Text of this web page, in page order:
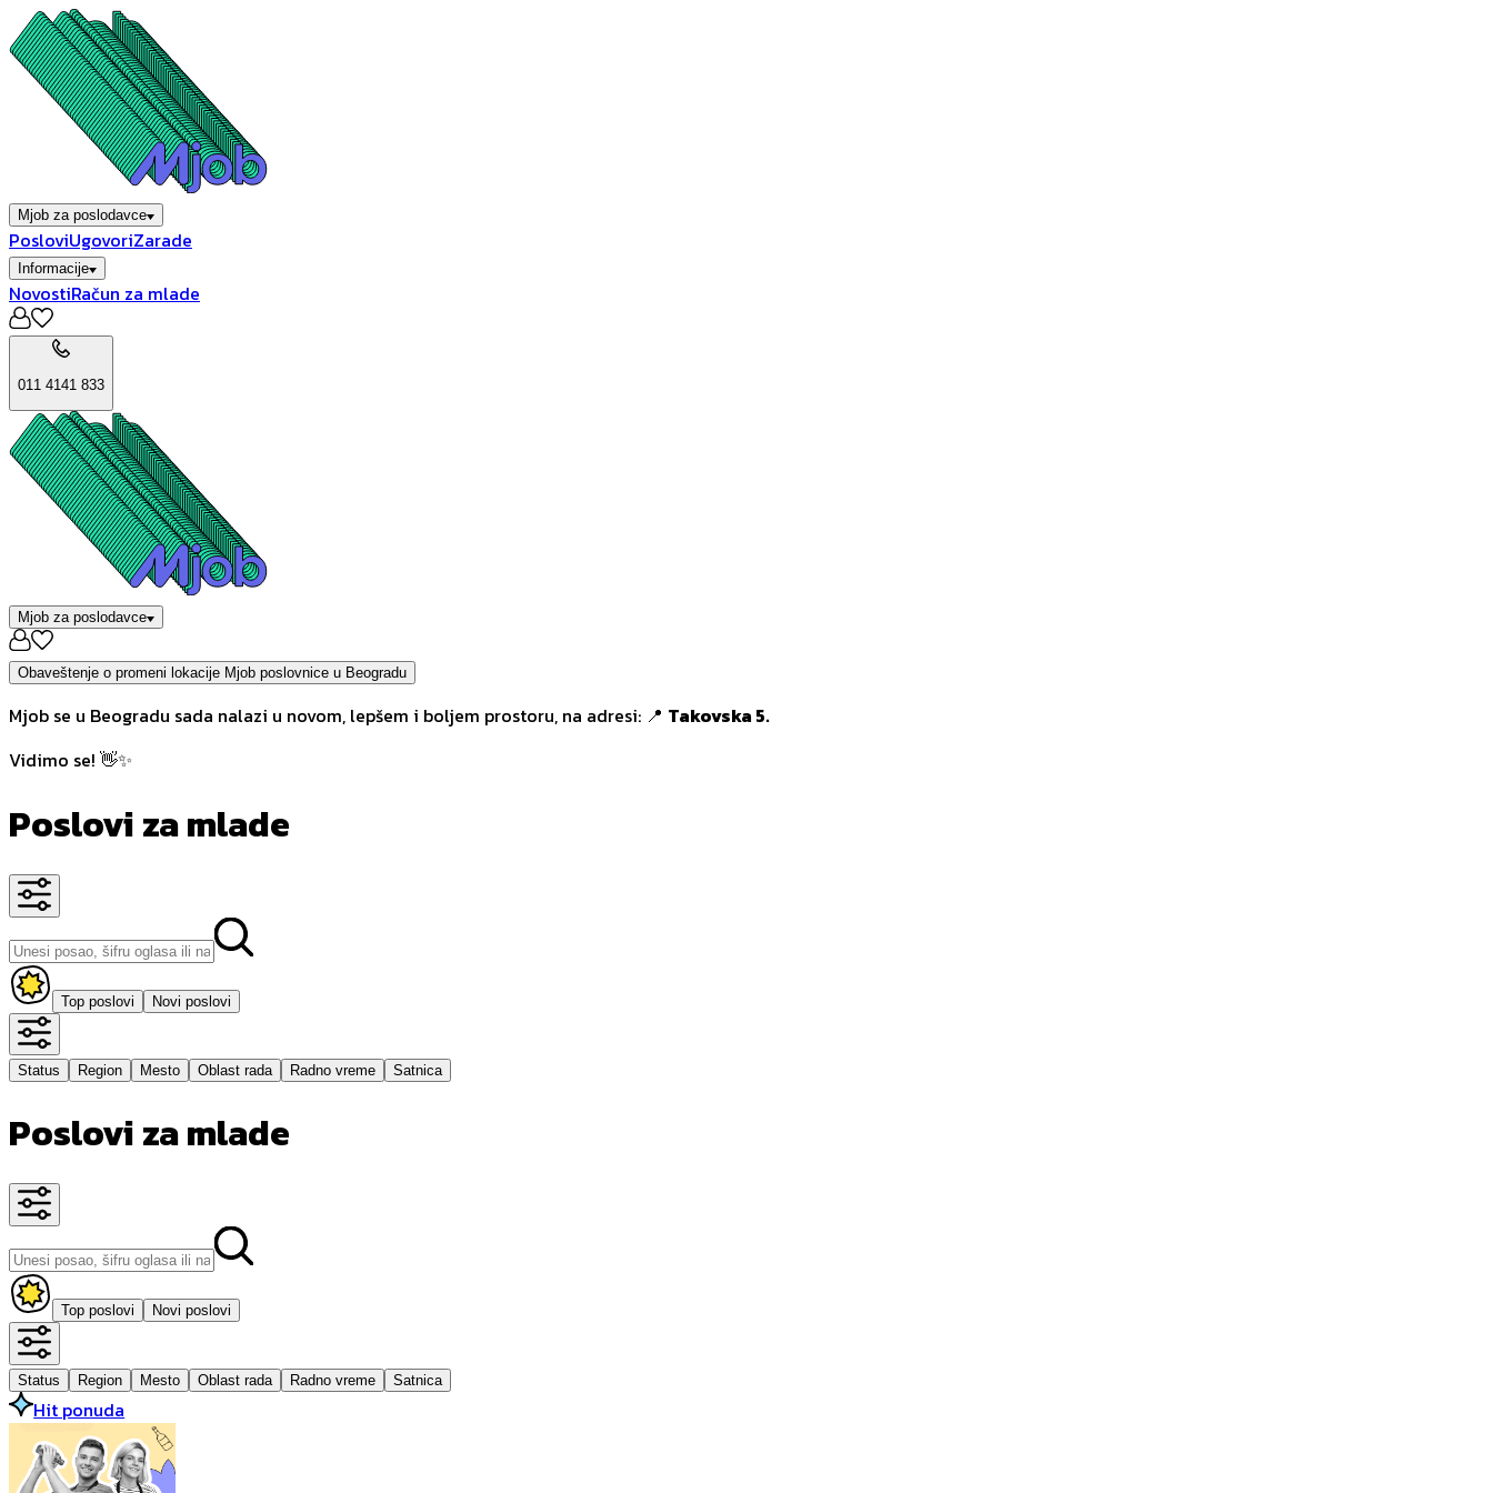
Mjob za poslodavce
PosloviUgovoriZarade
Informacije
NovostiRačun za mlade
011 4141 833
Mjob za poslodavce
Obaveštenje o promeni lokacije Mjob poslovnice u Beogradu
Mjob se u Beogradu sada nalazi u novom, lepšem i boljem prostoru, na adresi: 📍 Takovska 5.
Vidimo se! 👋✨
Poslovi za mlade
Top poslovi Novi poslovi
Status Region Mesto Oblast rada Radno vreme Satnica
Poslovi za mlade
Top poslovi Novi poslovi
Status Region Mesto Oblast rada Radno vreme Satnica
Hit ponuda